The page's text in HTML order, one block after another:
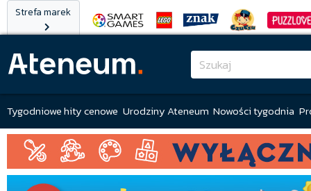
Strefa marek
Tygodniowe hity cenowe Urodziny Ateneum Nowości tygodnia